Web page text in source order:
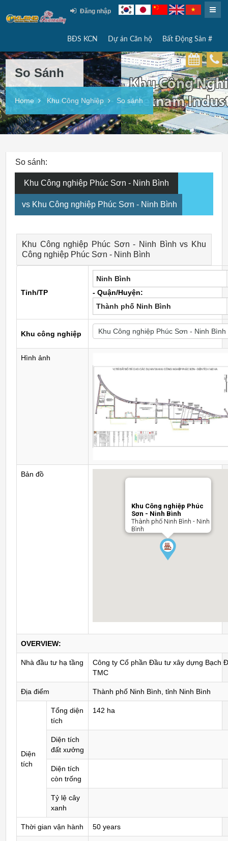
Đăng nhập
BĐS KCN Dự án Căn hộ Bất Động Sản #
So Sánh
Home Khu Công Nghiệp So sánh
So sánh:
Khu Công nghiệp Phúc Sơn - Ninh Bình
vs Khu Công nghiệp Phúc Sơn - Ninh Bình
Khu Công nghiệp Phúc Sơn - Ninh Bình vs Khu
Công nghiệp Phúc Sơn - Ninh Bình
Tỉnh/TP
Ninh Bình
- Quận/Huyện:
Thành phố Ninh Bình
Khu công nghiệp
Hình ảnh
Bản đồ
Khu Công nghiệp Phúc
Sơn - Ninh Bình
Thành phố Ninh Bình - Ninh
Bình
OVERVIEW:
Nhà đầu tư hạ tầng
Công ty Cổ phần Đầu tư xây dựng Bạch
TMC
Địa điểm Thành phố Ninh Bình, tỉnh Ninh Bình
Diện
tích
Tổng diện
tích
142 ha
Diện tích
đất xưởng
Diện tích
còn trống
Tỷ lệ cây
xanh
Thời gian vận hành 50 years